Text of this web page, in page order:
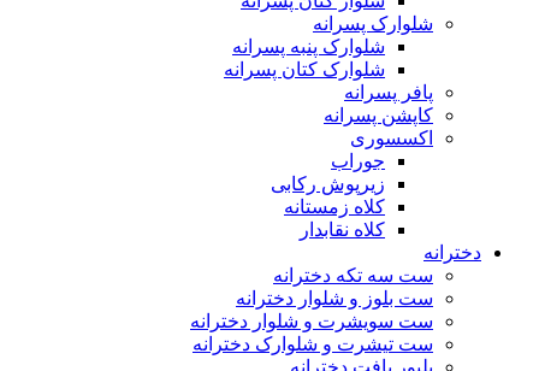
شلوارک پسرانه
شلوارک پنبه پسرانه
شلوارک کتان پسرانه
پافر پسرانه
کاپشن پسرانه
اکسسوری
جوراب
زیرپوش رکابی
کلاه زمستانه
کلاه نقابدار
دخترانه
ست سه تکه دخترانه
ست بلوز و شلوار دخترانه
ست سویشرت و شلوار دخترانه
ست تیشرت و شلوارک دخترانه
پلیور بافت دخترانه